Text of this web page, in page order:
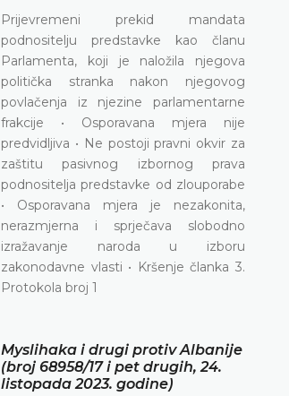
Prijevremeni prekid mandata
podnositelju predstavke kao članu
Parlamenta, koji je naložila njegova
politička stranka nakon njegovog
povlačenja iz njezine parlamentarne
frakcije • Osporavana mjera nije
predvidljiva • Ne postoji pravni okvir za
zaštitu pasivnog izbornog prava
podnositelja predstavke od zlouporabe
• Osporavana mjera je nezakonita,
nerazmjerna i sprječava slobodno
izražavanje naroda u izboru
zakonodavne vlasti • Kršenje članka 3.
Protokola broj 1
Myslihaka i drugi protiv Albanije
(broj 68958/17 i pet drugih, 24.
listopada 2023. godine)